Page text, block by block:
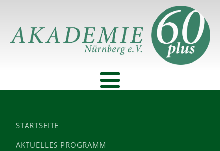
STARTSEITE
AKTUELLES PROGRAMM